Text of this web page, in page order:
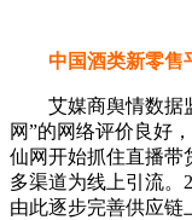
中国酒类新零
艾媒商舆情数据监
网”的网络评价良好
仙网开始抓住直播带
多渠道为线上引流。
由此逐步完善供应链